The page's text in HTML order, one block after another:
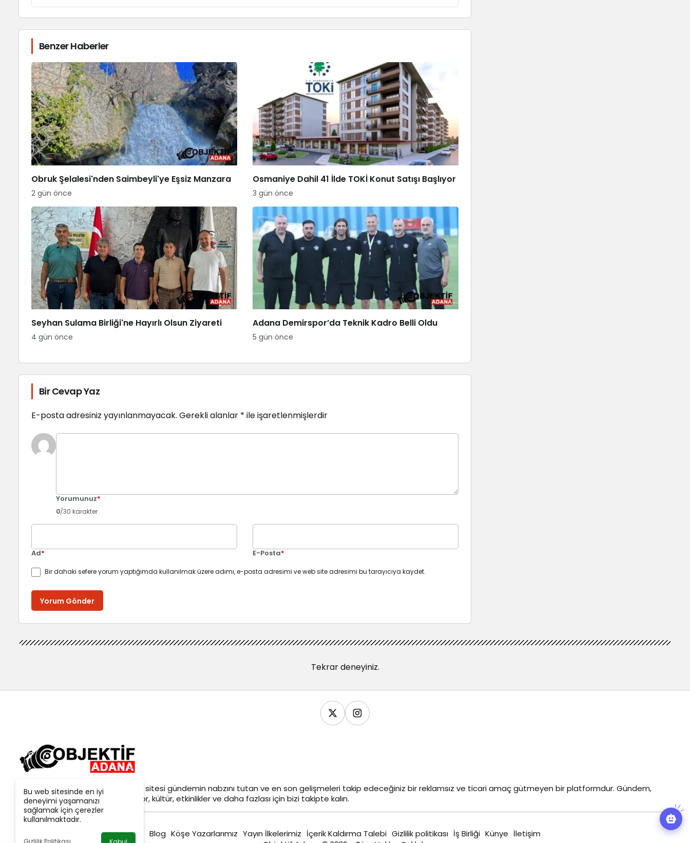
Benzer Haberler
Obruk Şelalesi'nden Saimbeyli'ye Eşsiz Manzara
2 gün önce
Osmaniye Dahil 41 İlde TOKİ Konut Satışı Başlıyor
3 gün önce
Seyhan Sulama Birliği'ne Hayırlı Olsun Ziyareti
4 gün önce
Adana Demirspor’da Teknik Kadro Belli Oldu
5 gün önce
Bir Cevap Yaz
E-posta adresiniz yayınlanmayacak. Gerekli alanlar * ile işaretlenmişlerdir
Yorumunuz*
0/30 karakter
Ad* E-Posta*
Bir dahaki sefere yorum yaptığımda kullanılmak üzere adımı, e-posta adresimi ve web site adresimi bu tarayıcıya kaydet.
Yorum Gönder
Tekrar deneyiniz.
Bu web sitesinde en iyi
deneyimi yaşamanızı
sağlamak için çerezler
kullanılmaktadır.
Gizlilik Politikası
Objektif Adana Son Dakika
haber sitesi gündemin nabzını tutan ve en son gelişmeleri takip edeceğiniz bir reklamsız ve ticari amaç gütmeyen bir platformdur. Gündem,
siyaset, ekonomi, tarım, yerel spor, kültür, etkinlikler ve daha fazlası için bizi takipte kalın.
Blog Köşe Yazarlarımız Yayın İlkelerimiz İçerik Kaldırma Talebi Gizlilik politikası İş Birliği Künye İletişim